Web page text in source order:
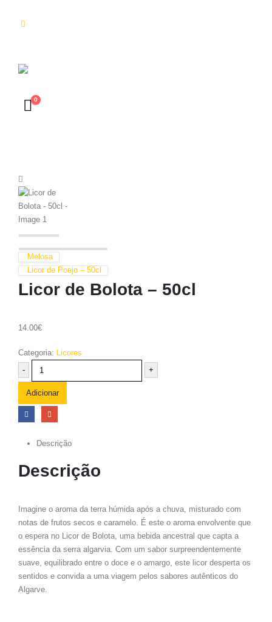
0
Melosa
Licor de Poejo – 50cl
Licor de Bolota – 50cl
14.00€
Categoria: Licores
-
+
Adicionar
Descrição
Descrição
Imagine o aroma da terra húmida após a chuva, misturado com
notas de frutos secos e caramelo. É este o aroma envolvente que
o espera no Licor de Bolota, uma bebida ancestral que capta a
essência da serra algarvia. Com um sabor surpreendentemente
suave, equilibrado entre o doce e o amargo, este licor desperta os
sentidos e convida a uma viagem pelos sabores autênticos do
Algarve.